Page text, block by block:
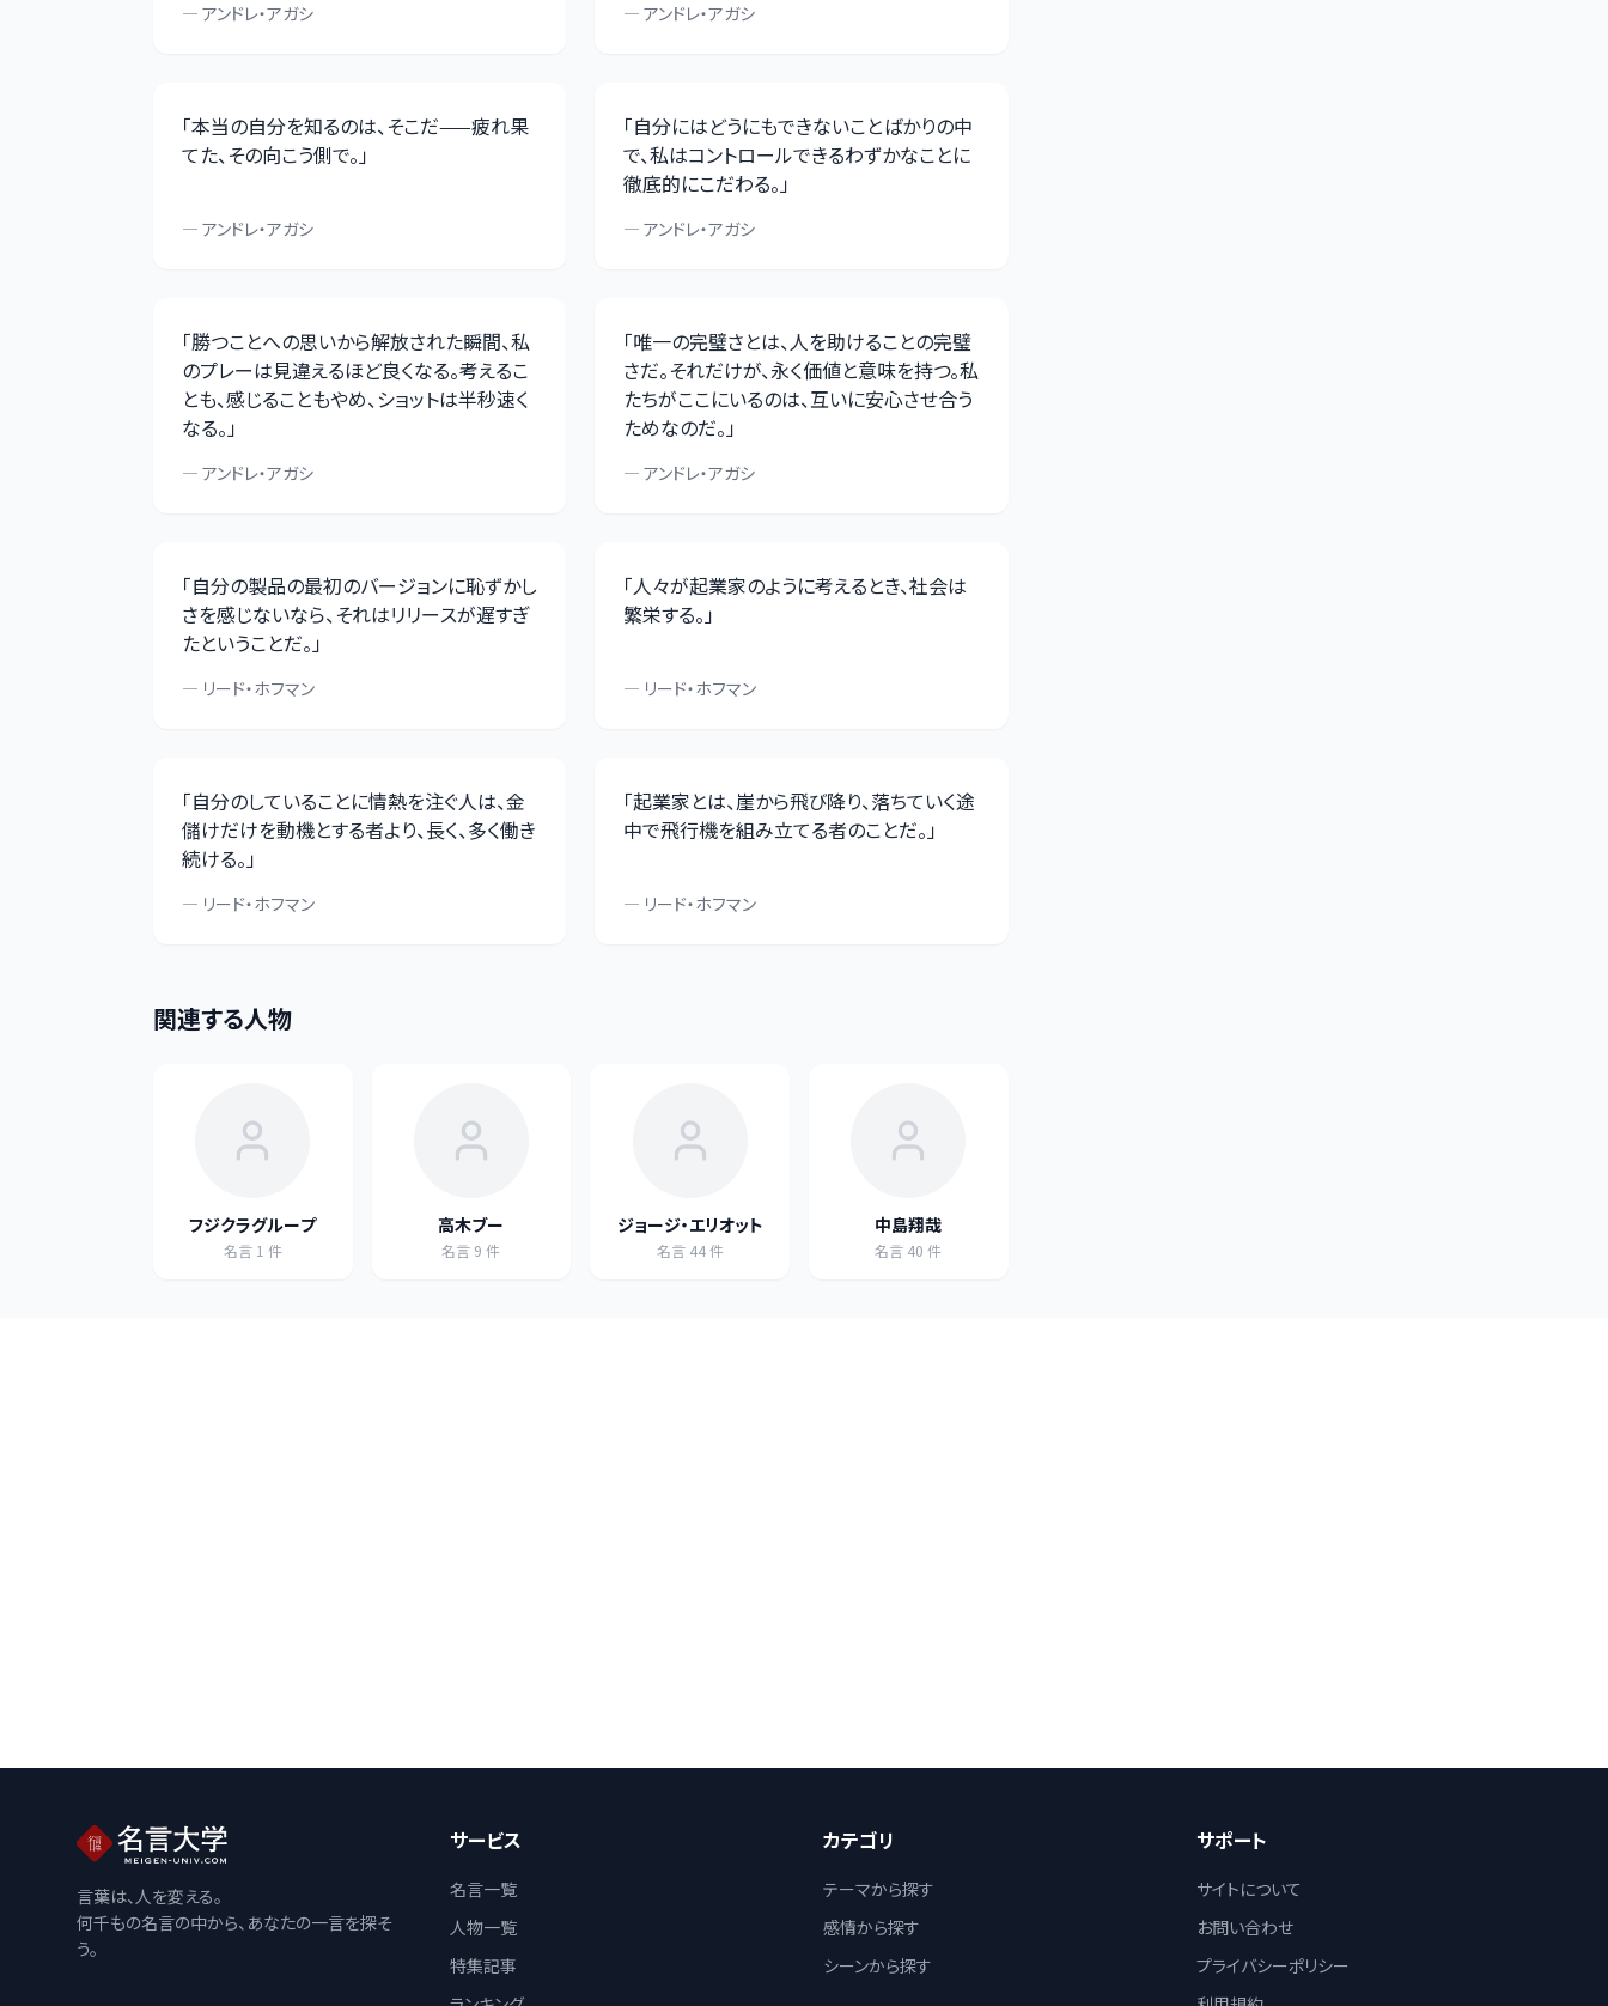
— アンドレ・アガシ —アンドレ・アガシ
「本当の自分を知るのは、そこだ——疲れ果
てた、その向こう側で。」
— アンドレ・アガシ
「自分にはどうにもできないことばかりの中
で、私はコントロールできるわずかなことに
徹底的にこだわる。」
—アンドレ・アガシ
「勝つことへの思いから解放された瞬間、私
のプレーは見違えるほど良くなる。考えるこ
とも、感じることもやめ、ショットは半秒速く
なる。」
— アンドレ・アガシ
「唯一の完璧さとは、人を助けることの完璧
さだ。それだけが、永く価値と意味を持つ。私
たちがここにいるのは、互いに安心させ合う
ためなのだ。」
—アンドレ・アガシ
「自分の製品の最初のバージョンに恥ずかし
さを感じないなら、それはリリースが遅すぎ
たということだ。」
— リード・ホフマン
「人々が起業家のように考えるとき、社会は
繁栄する。」
— リード・ホフマン
「自分のしていることに情熱を注ぐ人は、金
儲けだけを動機とする者より、長く、多く働き
続ける。」
— リード・ホフマン
「起業家とは、崖から飛び降り、落ちていく途
中で飛行機を組み立てる者のことだ。」
— リード・ホフマン
関連する人物
フジクラグループ
名言 1 件
高木ブー
名言 9 件
ジョージ・エリオット
名言 44件
中島翔哉
名言 40 件
言葉は、人を変える。
何千もの名言の中から、あなたの一言を探そ
う。
サービス
名言一覧
人物一覧
特集記事
カテゴリ
テーマから探す
感情から探す
シーンから探す
サポート
サイトについて
お問い合わせ
プライバシーポリシー